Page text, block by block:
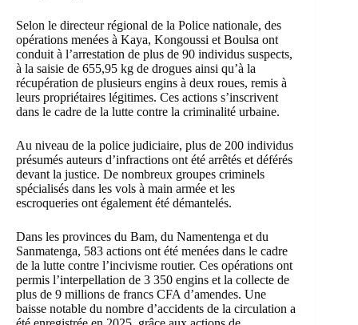
Selon le directeur régional de la Police nationale, des
opérations menées à Kaya, Kongoussi et Boulsa ont
conduit à l’arrestation de plus de 90 individus suspects,
à la saisie de 655,95 kg de drogues ainsi qu’à la
récupération de plusieurs engins à deux roues, remis à
leurs propriétaires légitimes. Ces actions s’inscrivent
dans le cadre de la lutte contre la criminalité urbaine.
Au niveau de la police judiciaire, plus de 200 individus
présumés auteurs d’infractions ont été arrêtés et déférés
devant la justice. De nombreux groupes criminels
spécialisés dans les vols à main armée et les
escroqueries ont également été démantelés.
Dans les provinces du Bam, du Namentenga et du
Sanmatenga, 583 actions ont été menées dans le cadre
de la lutte contre l’incivisme routier. Ces opérations ont
permis l’interpellation de 3 350 engins et la collecte de
plus de 9 millions de francs CFA d’amendes. Une
baisse notable du nombre d’accidents de la circulation a